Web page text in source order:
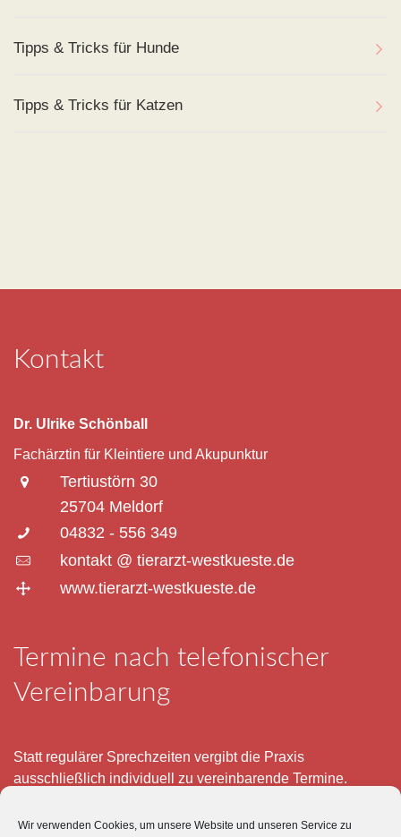
Wir verwenden Cookies, um unsere Website und unseren Service zu
Tipps & Tricks für Hunde
Tipps & Tricks für Katzen
Kontakt
Dr. Ulrike Schönball
Fachärztin für Kleintiere und Akupunktur
Tertiustörn 30
25704 Meldorf
04832 - 556 349
kontakt @ tierarzt-westkueste.de
www.tierarzt-westkueste.de
Termine nach telefonischer
Vereinbarung
Statt regulärer Sprechzeiten vergibt die Praxis
ausschließlich individuell zu vereinbarende Termine.
– 12 und 15 – 18 Uhr.